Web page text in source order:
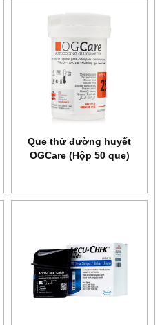
Que thử đường huyết
OGCare (Hộp 50 que)